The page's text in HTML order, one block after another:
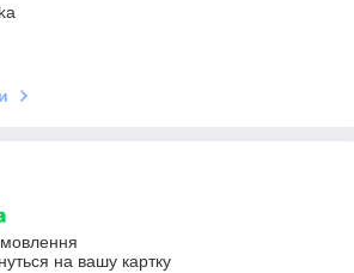
на вашу картку